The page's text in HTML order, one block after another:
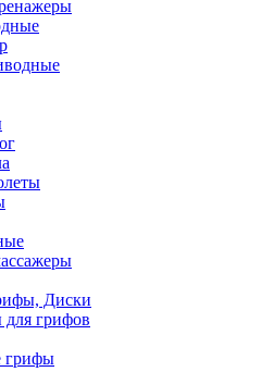
Диски
для грифов
грифы